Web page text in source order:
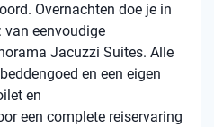
Overnachten doe je in
: van eenvoudige
Jacuzzi Suites. Alle
en een eigen
en
een complete reiservaring